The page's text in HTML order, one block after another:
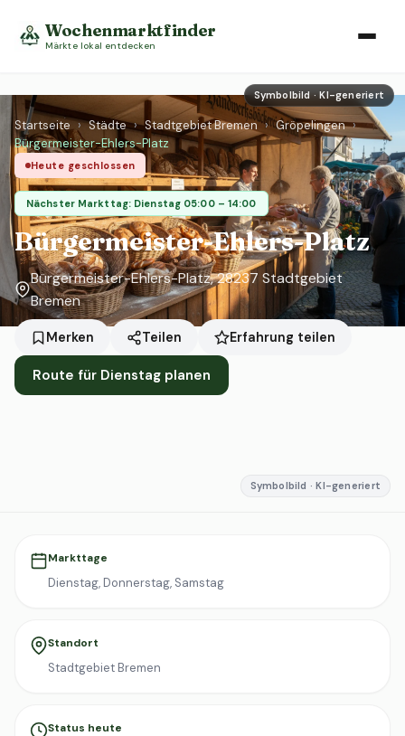
Wochenmarktfinder
Märkte lokal entdecken
Symbolbild · KI-generiert
Startseite › Städte › Stadtgebiet Bremen › Gröpelingen ›
Bürgermeister-Ehlers-Platz
Heute geschlossen
Nächster Markttag: Dienstag 05:00 – 14:00
Bürgermeister-Ehlers-Platz
Bürgermeister-Ehlers-Platz, 28237 Stadtgebiet
Bremen
Merken Teilen Erfahrung teilen
Route für Dienstag planen
Symbolbild · KI-generiert
Markttage
Dienstag, Donnerstag, Samstag
Standort
Stadtgebiet Bremen
Status heute